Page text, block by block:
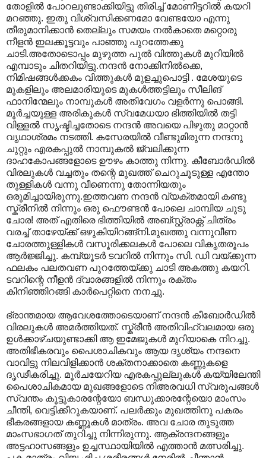
തോളില്‍‍ പോറലുണ്ടാക്കിയിട്ടു തിരിച്ച് മോണീട്ടറില്‍ കയറി
മറഞ്ഞു. ഇതു വിശ്വസിക്കണമോ വേണ്ടയോ എന്നു
തീരുമാനിക്കാന്‍ തെല്ലും സമയം നല്‍കാതെ മറ്റൊരു
നീളന്‍ ഇലക്കൂട്ടവും പാഞ്ഞു പുറത്തേക്കു
ചാടി.അതോടൊപ്പം മുഴുത്ത പുല്‍ വിത്തുകള്‍ മുറിയില്‍
എമ്പാടും ചിതറിയിട്ടു.നന്ദന്‍ നോക്കിനില്‍ക്കെ,
നിമിഷങ്ങള്‍ക്കകം വിത്തുകള്‍ മുളച്ചുപൊട്ടി . മേശയുടെ
മുകളിലും അലമാരിയുടെ മുകള്‍ത്തട്ടിലും സീലിങ്
ഫാനിന്മേലും നാമ്പുകള്‍ അതിവേഗം വളര്‍ന്നു പൊങ്ങി.
മൂര്‍ച്ചയുള്ള അരികുകള്‍ സ്വമേധയാ ഭിത്തിയില്‍ തട്ടി
വിള്ളല്‍ സൃഷ്ടിച്ചതോടെ നന്ദന്‍ അവയെ പിഴുതു മാറ്റാന്‍
വൃഥാശ്രമം നടത്തി. കസേരയില്‍ വീണ്ടുമിരുന്ന നന്ദനു
ചുറ്റും എരകപ്പുല്‍ നാമ്പുകല്‍ ജ്വലിക്കുന്ന
ദാഹകോപങ്ങളോടെ ഊഴം കാത്തു നിന്നു. കീബോര്‍ഡില്‍
വിരലുകള്‍ വച്ചതും തന്റെ മുഖത്ത് ചെറുചൂടുള്ള എന്തോ
തുള്ളികള്‍ വന്നു വീണെന്നു തോന്നിയതും
ഒരുമിച്ചായിരുന്നു.ഇത്തവണ നന്ദന്‍ വ്യക്തമായി കണ്ടു
സ്ക്രീനില്‍ നിന്നും ഒരു ഫൌണ്ടന്‍ പോലെ ചാമ്പിയ ചുടു
ചോര! അത് എതിരെ ഭിത്തിയില്‍ അബ്സ്റ്റ്രാക്റ്റ് ചിത്രം
വരച്ച് താഴേയ്ക്ക് ഒഴുകിയിറങ്ങ്നി.മുഖത്തു വന്നുവീണ
ചോരത്തുള്ളികള്‍ വസൂരിക്കലകള്‍ പോലെ വികൃതരൂപം
ആ‍ര്‍ജ്ജിച്ചു. കമ്പ്യൂടര്‍ ടവറില്‍ നിന്നും സി. ഡി വയ്ക്കുന്ന
ഫലകം പലതവണ പുറത്തേയ്ക്കു ചാടി അകത്തു കയറി.
ടവറിന്റെ നീളന്‍ ദ്വാരങ്ങളില്‍ നിന്നും രക്തം
കിനിഞ്ഞിറങ്ങി കാര്‍പെറ്റിനെ നനച്ചു.
ഭ്രാന്തമായ ആവേശത്തോടെയാണ് നന്ദന്‍ കീബോര്‍ഡില്‍
വിരലുകള്‍‍ അമര്‍ത്തിയത്. സ്ക്രീന്‍ അതിവിഹ്വലമായ ഒരു
ഉള്‍ക്കാഴ്ചയുണ്ടാക്കി ആ ഇമേജുകള്‍ മുറിയാകെ നിറച്ചു.
അതിഭീകരവും പൈശാചികവും ആയ ദൃശ്യം നന്ദനെ
വാവിട്ടു നിലവിളിക്കാന്‍ ശക്തനാക്കാതെ കണ്ണുകളെ
ദൃഢീകരിച്ചു. മൂര്‍ചയേറിയ എരകപ്പുല്ലുകള്‍ കയ്യിലേന്തി
പൈശാചികമായ മുഖങ്ങളോടെ നിഅരവധി സ്വരൂപങ്ങള്‍
സ്വന്തം കൂട്ടുകാരന്റേയോ ബന്ധുക്കാരന്റേയൊ മാംസം
ചീന്തി‍, വെട്ടിക്കീറുകയാണ്. പലര്‍ക്കും മുഖത്തിനു പകരം
ഭീകരങ്ങളായ കണ്ണൂകള്‍ മാത്രം. അവ ചോര തുടുത്ത
മാംസഭാഗത് തുറിച്ചു നിന്നിരുന്നു. ആക്രന്ദനങ്ങളും
അട്ടഹാസങ്ങളും ഉച്ചസ്ഥായിയില്‍ എത്താന്‍ മത്സരിച്ചു.